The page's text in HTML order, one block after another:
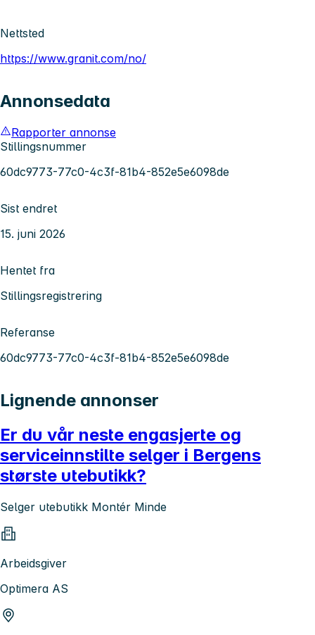
Nettsted
https://www.granit.com/no/
Annonsedata
Rapporter annonse
Stillingsnummer
60dc9773-77c0-4c3f-81b4-852e5e6098de
Sist endret
15. juni 2026
Hentet fra
Stillingsregistrering
Referanse
60dc9773-77c0-4c3f-81b4-852e5e6098de
Lignende annonser
Er du vår neste engasjerte og
serviceinnstilte selger i Bergens
største utebutikk?
Selger utebutikk Montér Minde
Arbeidsgiver
Optimera AS